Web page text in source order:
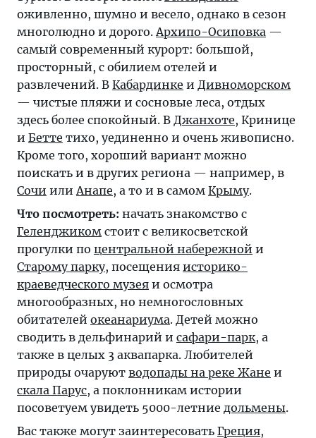
оживленно, шумно и весело, однако в сезон
многолюдно и дорого. Архипо-Осиповка —
самый современный курорт: большой,
просторный, с обилием отелей и
развлечений. В Кабардинке и Дивноморском
— чистые пляжи и сосновые леса, отдых
здесь более спокойный. В Джанхоте, Кринице
и Бетте тихо, уединенно и очень живописно.
Кроме того, хороший вариант можно
поискать и в других региона — например, в
Сочи или Анапе, а то и в самом Крыму.
Что посмотреть: начать знакомство с
Геленджиком стоит с великосветской
прогулки по центральной набережной и
Старому парку, посещения историко-
краеведческого музея и осмотра
многообразных, но немногословных
обитателей океанариума. Детей можно
сводить в дельфинарий и сафари-парк, а
также в целых 3 аквапарка. Любителей
природы очаруют водопады на реке Жане и
скала Парус, а поклонникам истории
посоветуем увидеть 5000-летние дольмены.
Вас также могут заинтересовать Греция,